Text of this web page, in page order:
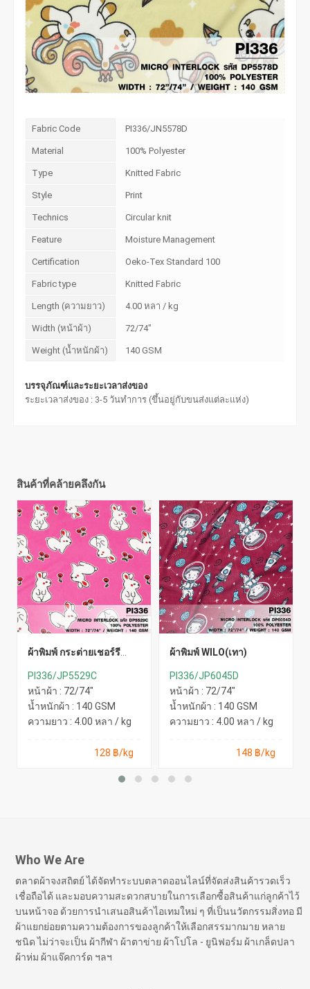
Fabric Code PI336/JN5578D
Material 100% Polyester
Type Knitted Fabric
Style Print
Technics Circular knit
Feature Moisture Management
Certification Oeko-Tex Standard 100
Fabric type Knitted Fabric
Length (ความยาว) 4.00 หลา / kg
Width (หน้าผ้า) 72/74"
Weight (น้ำหนักผ้า) 140 GSM
บรรจุภัณฑ์และระยะเวลาส่งของ
ระยะเวลาส่งของ : 3-5 วันทำการ (ขึ้นอยู่กับขนส่งแต่ละแห่ง)
สินค้าที่คล้ายคลึงกัน
ผ้าพิมพ์ กระต่ายเชอร์รี่
PI336/JP5529C
หน้าผ้า : 72/74"
น้ำหนักผ้า : 140 GSM
ความยาว : 4.00 หลา / kg
128 ฿/kg
ผ้าพิมพ์ WILO(เทา)
PI336/JP6045D
หน้าผ้า : 72/74"
น้ำหนักผ้า : 140 GSM
ความยาว : 4.00 หลา / kg
148 ฿/kg
Who We Are
ตลาดผ้าจงสถิตย์ ได้จัดทำระบบตลาดออนไลน์ที่จัดส่งสินค้ารวดเร็ว
เชื่อถือได้ และมอบความสะดวกสบายในการเลือกซื้อสินค้าแก่ลูกค้าไว้
บนหน้าจอ ด้วยการนำเสนอสินค้าไอเทมใหม่ ๆ ที่เป็นนวัตกรรมสิ่งทอ มี
ผ้าแยกย่อยตามความต้องการของลูกค้าให้เลือกสรรมากมาย หลาย
ชนิด ไม่ว่าจะเป็น ผ้ากีฬา ผ้าตาข่าย ผ้าโปโล - ยูนิฟอร์ม ผ้าเกล็ดปลา
ผ้าห่ม ผ้าแจ๊คการ์ด ฯลฯ